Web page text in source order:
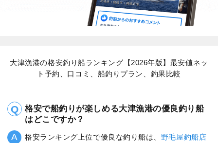
大津漁港の格安釣り船ランキング【2026年版】最安値ネッ
ト予約、口コミ、船釣りプラン、釣果比較
格安で船釣りが楽しめる大津漁港の優良釣り船
はどこですか？
格安ランキング上位で優良な釣り船は、 野毛屋釣船店